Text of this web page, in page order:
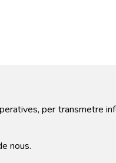
per transmetre
nous.